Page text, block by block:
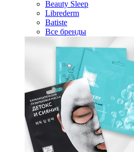
Beauty Sleep
Librederm
Batiste
Все бренды